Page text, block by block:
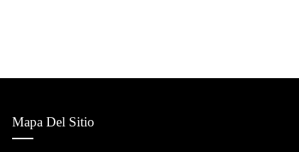
Mapa Del Sitio